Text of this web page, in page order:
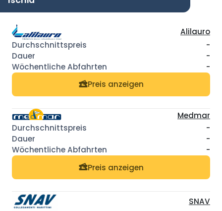
Alilauro
-
-
-
Preis anzeigen
Medmar
-
-
-
Preis anzeigen
SNAV